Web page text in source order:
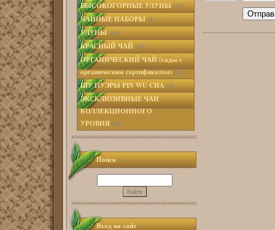
ВЫСОКОГОРНЫЕ УЛУНЫ(17)
ЧАЙНЫЕ НАБОРЫ(1)
УЛУНЫ(64)
КРАСНЫЙ ЧАЙ(16)
ОРГАНИЧЕСКИЙ ЧАЙ (сады с
органическим сертификатом)(8)
ШУ ПУЭРЫ PIN WU CHA(2)
ЭКСКЛЮЗИВНЫЕ ЧАИ
КОЛЛЕКЦИОННОГО
УРОВНЯ (40)
Поиск
Вход на сайт